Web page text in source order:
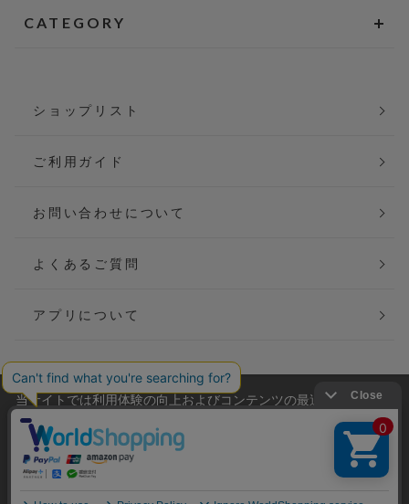
CATEGORY
ショップリスト
ご利用ガイド
お問い合わせについて
よくあるご質問
アプリについて
会社概要
ご利用規約
当サイトでは利用体験の向上およびコンテンツの最適な提供、ト
ラフィックの分析を目的としてCookieを使用しています。
サイトの閲覧を継続された場合、Cookieの利用に同意したことも
のといたします。
詳細については
をご確認ください。